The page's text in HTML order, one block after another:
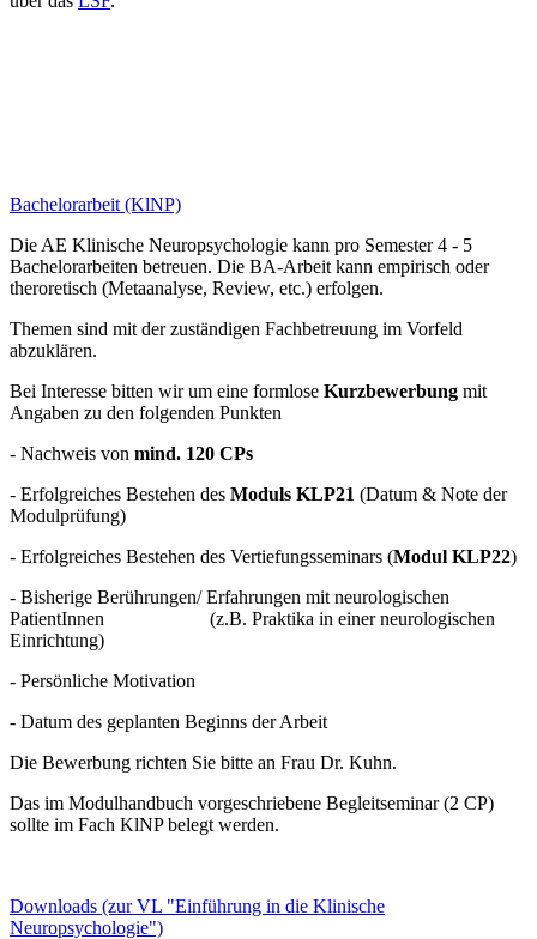
Bachelorarbeit (KlNP)
Die AE Klinische Neuropsychologie kann pro Semester 4 - 5
Bachelorarbeiten betreuen. Die BA-Arbeit kann empirisch oder
theroretisch (Metaanalyse, Review, etc.) erfolgen.
Themen sind mit der zuständigen Fachbetreuung im Vorfeld
abzuklären.
Bei Interesse bitten wir um eine formlose Kurzbewerbung mit
Angaben zu den folgenden Punkten
- Nachweis von mind. 120 CPs
- Erfolgreiches Bestehen des Moduls KLP21 (Datum & Note der
Modulprüfung)
- Erfolgreiches Bestehen des Vertiefungsseminars (Modul KLP22)
- Bisherige Berührungen/ Erfahrungen mit neurologischen
PatientInnen (z.B. Praktika in einer neurologischen
Einrichtung)
- Persönliche Motivation
- Datum des geplanten Beginns der Arbeit
Die Bewerbung richten Sie bitte an Frau Dr. Kuhn.
Das im Modulhandbuch vorgeschriebene Begleitseminar (2 CP)
sollte im Fach KlNP belegt werden.
Downloads (zur VL "Einführung in die Klinische
Neuropsychologie")